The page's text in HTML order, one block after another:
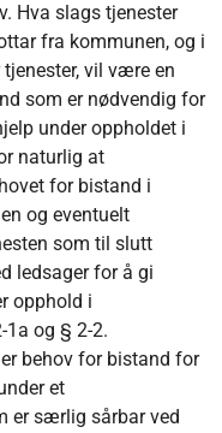
Hva slags tjenester
fra kommunen, og i
vil være en
som er nødvendig for
under oppholdet i
naturlig at
for bistand i
og eventuelt
som til slutt
ledsager for å gi
opphold i
og § 2-2.
behov for bistand for
et
er særlig sårbar ved